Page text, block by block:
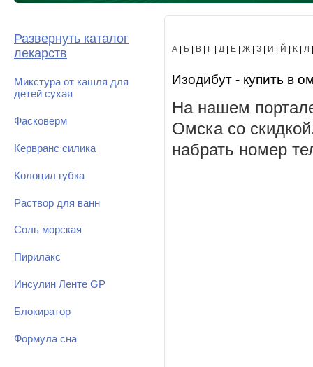
Развернуть каталог
лекарств
Микстура от кашля для
детей сухая
Фасковерм
Кервранс силика
Колоцил губка
Раствор для ванн
Соль морская
Пирилакс
Инсулин Ленте GP
Блокиратор
Формула сна
А Б В Г Д Е Ж З И Й К Л
Изодибут - купить в
На нашем
Омска со
набрать номер